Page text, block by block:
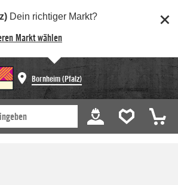
Dein richtiger Markt?
Markt wählen
Bornheim (Pfalz)